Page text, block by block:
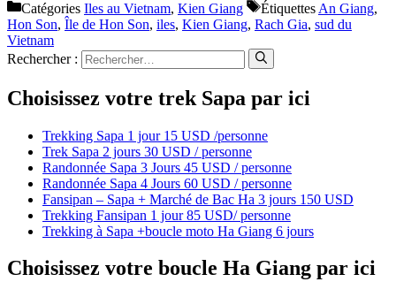
Catégories Iles au Vietnam, Kien Giang ÉtiquettesAn Giang,
Hon Son, Île de Hon Son, iles, Kien Giang, Rach Gia, sud du
Vietnam
Rechercher :
Choisissez votre trek Sapa par ici
Trekking Sapa 1 jour 15 USD /personne
Trek Sapa 2 jours 30 USD / personne
Randonnée Sapa 3 Jours 45 USD / personne
Randonnée Sapa 4 Jours 60 USD / personne
Fansipan – Sapa + Marché de Bac Ha 3 jours 150 USD
Trekking Fansipan 1 jour 85 USD/ personne
Trekking à Sapa +boucle moto Ha Giang 6 jours
Choisissez votre boucle Ha Giang par ici